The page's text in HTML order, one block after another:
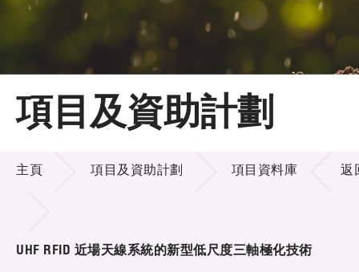
主頁
關於LSCM
技術商品化
合作計劃
項目及資助計劃
項目及資助計劃
主頁 項目及資助計劃 項目資料庫
UHF RFID 近場天線系統的新型低尺度三軸極化技術
返